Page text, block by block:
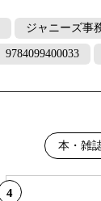
ジャニーズ事
9784099400033
本・雑
4